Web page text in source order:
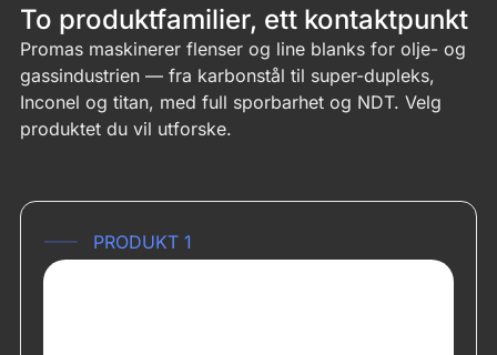
To produktfamilier, ett kontaktpunkt
Promas maskinerer flenser og line blanks for olje- og
gassindustrien — fra karbonstål til super-dupleks,
Inconel og titan, med full sporbarhet og NDT. Velg
produktet du vil utforske.
PRODUKT 1